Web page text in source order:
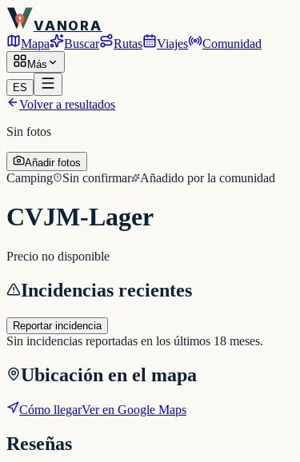
VANORA
Mapa Buscar Rutas Viajes Comunidad
Más
ES
Volver a resultados
Sin fotos
Añadir fotos
Camping Sin confirmar Añadido por la comunidad
CVJM-Lager
Precio no disponible
Incidencias recientes
Reportar incidencia
Sin incidencias reportadas en los últimos 18 meses.
Ubicación en el mapa
Cómo llegarVer en Google Maps
Reseñas